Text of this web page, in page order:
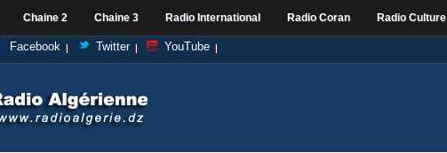
Chaine 2 Chaine 3 Radio International Radio Coran Radio Culture
Facebook Twitter YouTube